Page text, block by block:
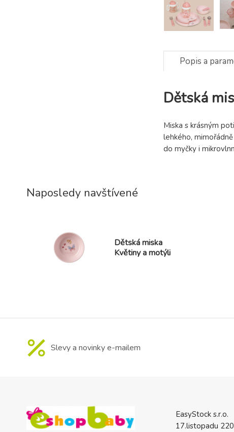
Popis a
Dětská
Miska s krásným
lehkého,
do myčky i
Naposledy navštívené
Dětská miska
Květiny a motýli
Slevy a novinky e-mailem
EasyStock s.r.o.
17.listopadu 220